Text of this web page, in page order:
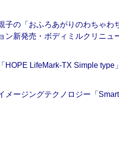
子の「おふろあがりのわちゃ
ン新発売・ボディミルクリニ
HOPE LifeMark-TX Simple
メージングテクノロジー「